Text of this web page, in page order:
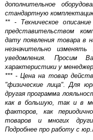
дополнительное
стандартную
** - Техническое
представительством
дату появления товара в
незначительно
уведомления. Просим
характеристики у
*** - Цена на товар
"физические лица". Для
другая программа
как в большую, так и в
факторов, как
товаров и многих
Подробнее про работу с